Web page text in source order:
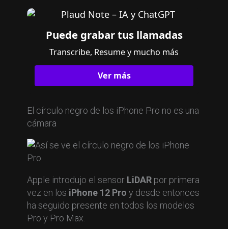
Puede grabar tus llamadas
Transcribe, Resume y mucho más
Ver más
El círculo negro de los iPhone Pro no es una
cámara
Apple introdujo el sensor LiDARpor primera
vez en los iPhone 12 Pro y desde entonces
ha seguido presente en todos los modelos
Pro y Pro Max.